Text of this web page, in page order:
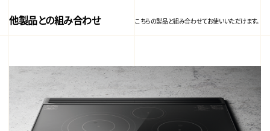
他製品との組み合わせ こちらの製品と組み合わせてお使いいただけます。